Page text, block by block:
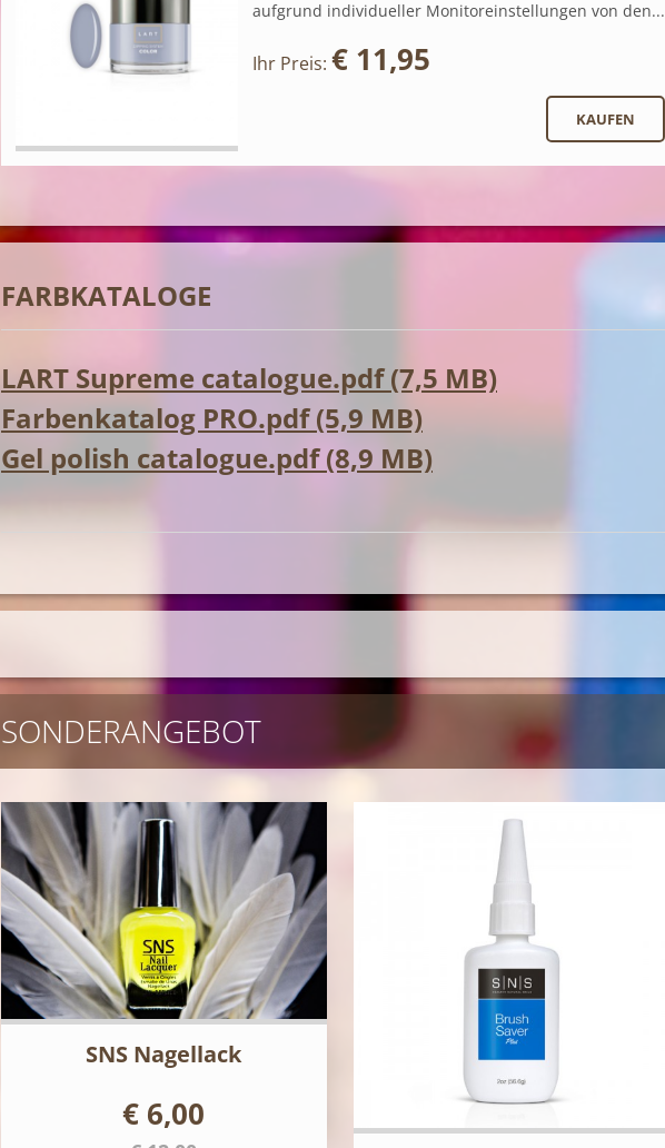
aufgrund individueller Monitoreinstellungen von den...
Ihr Preis: € 11,95
FARBKATALOGE
LART Supreme catalogue.pdf (7,5 MB)
Farbenkatalog PRO.pdf (5,9 MB)
Gel polish catalogue.pdf (8,9 MB)
SONDERANGEBOT
SNS Nagellack
€ 6,00